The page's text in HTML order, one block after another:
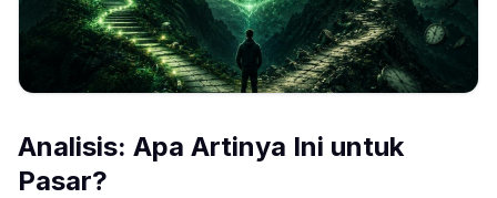
Analisis: Apa Artinya Ini untuk
Pasar?